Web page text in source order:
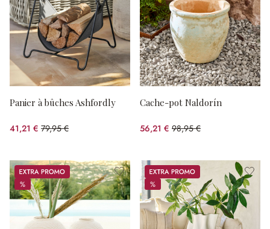
Panier à bûches Ashfordly
41,21 € 79,95 €
(48.46%spared)
Cache-pot Naldorín
56,21 € 98,95 €
(43.19%spared)
Promos
%
%
Promos
%
%